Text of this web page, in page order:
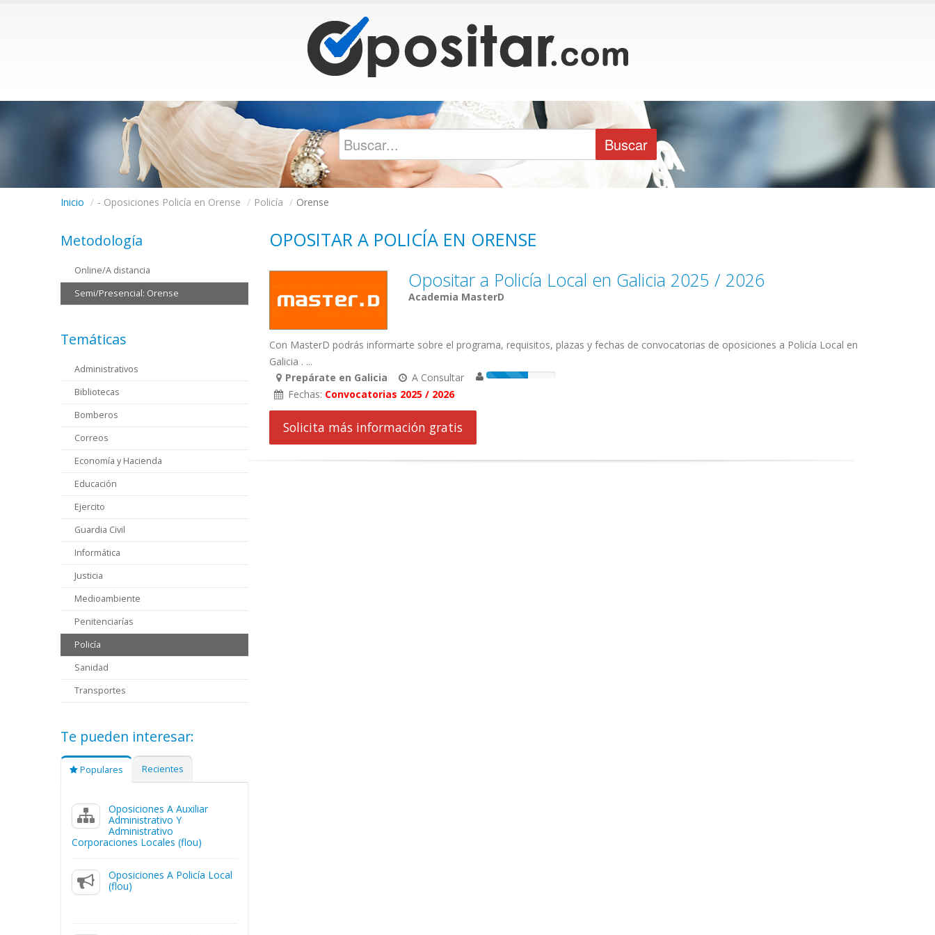
Inicio / - Oposiciones Policía en Orense / Policía / Orense
OPOSITAR A POLICÍA EN ORENSE
Opositar a Policía Local en Galicia 2025 / 2026
Academia MasterD
Con MasterD podrás informarte sobre el programa, requisitos, plazas y fechas de convocatorias de oposiciones a Policía Local en
Galicia . ...
Prepárate en Galicia
A Consultar
Fechas: Convocatorias 2025 / 2026
Solicita más información gratis
Metodología
Online/A distancia
Semi/Presencial: Orense
Temáticas
Administrativos
Bibliotecas
Bomberos
Correos
Economía y Hacienda
Educación
Ejercito
Guardia Civil
Informática
Justicia
Medioambiente
Penitenciarías
Policía
Sanidad
Transportes
Te pueden interesar:
Populares Recientes
Oposiciones A Auxiliar
Administrativo Y
Administrativo
Corporaciones Locales (flou)
Oposiciones A Policía Local
(flou)